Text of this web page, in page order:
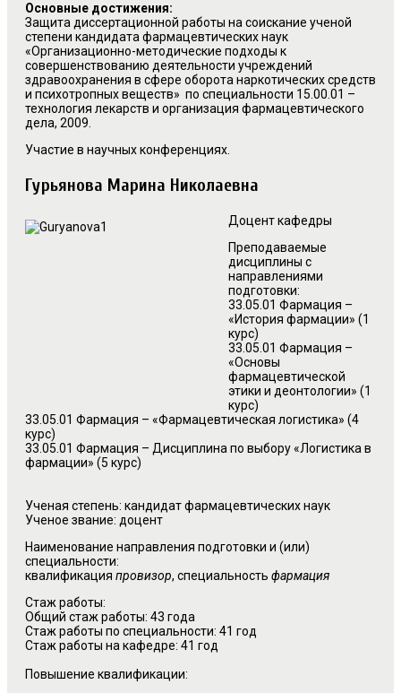
Основные достижения:
Защита диссертационной работы на соискание ученой
степени кандидата фармацевтических наук
«Организационно-методические подходы к
совершенствованию деятельности учреждений
здравоохранения в сфере оборота наркотических средств
и психотропных веществ» по специальности 15.00.01 –
технология лекарств и организация фармацевтического
дела, 2009.
Участие в научных конференциях.
Гурьянова Марина Николаевна
Доцент кафедры
Преподаваемые
дисциплины с
направлениями
подготовки:
33.05.01 Фармация –
«История фармации» (1
курс)
33.05.01 Фармация –
«Основы
фармацевтической
этики и деонтологии» (1
курс)
33.05.01 Фармация – «Фармацевтическая логистика» (4
курс)
33.05.01 Фармация – Дисциплина по выбору «Логистика в
фармации» (5 курс)
Ученая степень: кандидат фармацевтических наук
Ученое звание: доцент
Наименование направления подготовки и (или)
специальности:
квалификация провизор, специальность фармация
Стаж работы:
Общий стаж работы: 43 года
Стаж работы по специальности: 41 год
Стаж работы на кафедре: 41 год
Повышение квалификации: